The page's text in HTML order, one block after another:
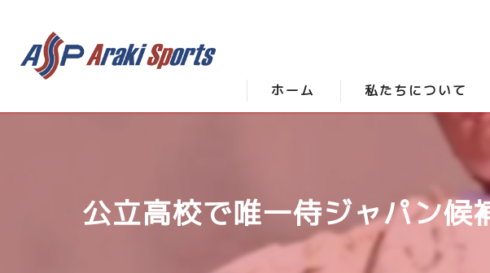
ホーム 私たちについて
公立高校で唯一侍ジャパン